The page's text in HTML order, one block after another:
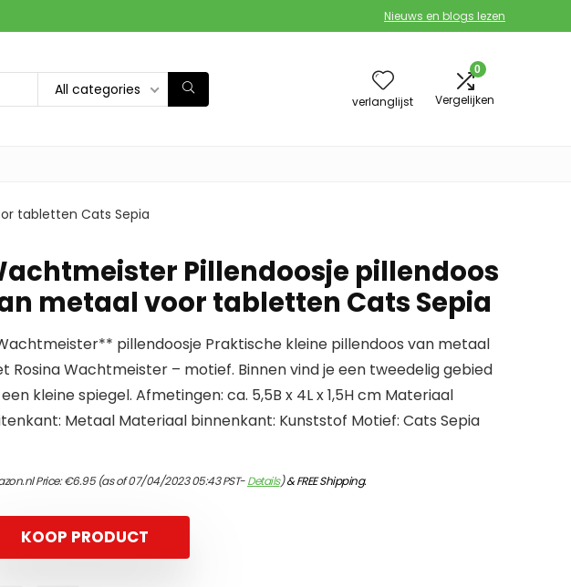
Nieuws en blogs lezen
All categories
verlanglijst
0
Vergelijken
tabletten Cats Sepia
Pillendoosje pillendoos
metaal voor tabletten Cats Sepia
pillendoosje Praktische kleine pillendoos van metaal
Rosina Wachtmeister – motief. Binnen vind je een tweedelig gebied
kleine spiegel. Afmetingen: ca. 5,5B x 4L x 1,5H cm Materiaal
Metaal Materiaal binnenkant: Kunststof Motief: Cats Sepia
Price:€6.95(as of 07/04/2023 05:43 PST-Details)&FREE Shipping.
KOOP PRODUCT